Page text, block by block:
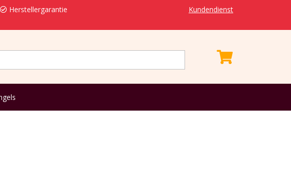
Herstellergarantie
Kundendienst